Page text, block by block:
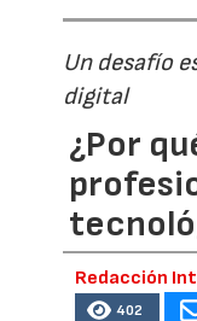
Un desafío
digital
¿Por
Redacción
402